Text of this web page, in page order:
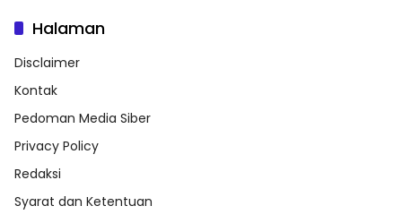
Halaman
Disclaimer
Kontak
Pedoman Media Siber
Privacy Policy
Redaksi
Syarat dan Ketentuan